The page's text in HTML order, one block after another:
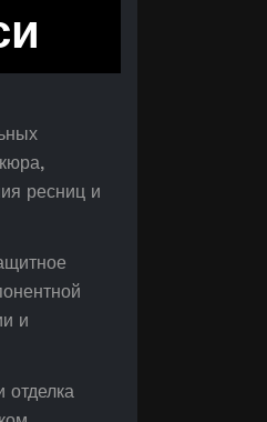
ресниц и
и
отделка